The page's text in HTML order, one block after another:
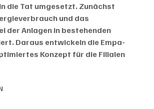
die Tat umgesetzt. Zunächst
und das
der Anlagen in bestehenden
Daraus entwickeln die Empa-
Konzept für die Filialen